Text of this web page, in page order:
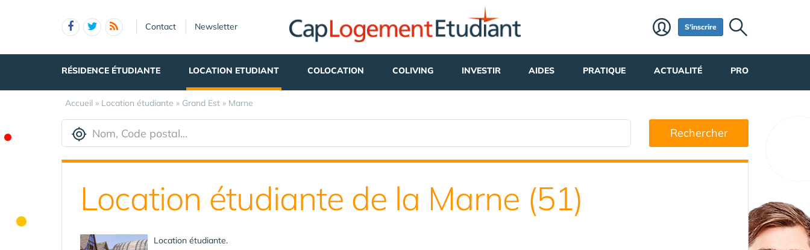
Contact Newsletter S'inscrire
RÉSIDENCE ÉTUDIANTE LOCATION ETUDIANT COLOCATION COLIVING INVESTIR AIDES PRATIQUE ACTUALITÉ PRO
Accueil » Location étudiante » Grand Est » Marne
Rechercher
Location étudiante de la Marne (51)
Location étudiante.